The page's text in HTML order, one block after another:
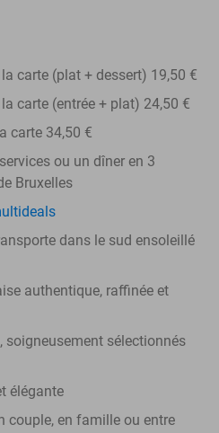
carte (plat + dessert) 19,50 €
carte (entrée + plat) 24,50 €
carte 34,50 €
ou un dîner en 3
Bruxelles
dans le sud ensoleillé
authentique, raffinée et
soigneusement sélectionnés
élégante
couple, en famille ou entre